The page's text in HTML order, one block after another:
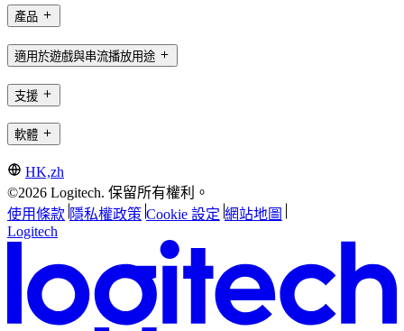
產品
適用於遊戲與串流播放用途
支援
軟體
HK,zh
©2026 Logitech. 保留所有權利。
使用條款 隱私權政策 Cookie 設定 網站地圖
Logitech